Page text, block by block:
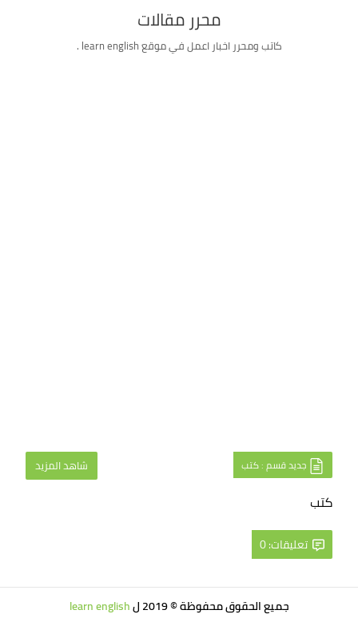
محرر مقالات
كاتب ومحرر اخبار اعمل في موقع learn english .
جديد قسم : كتب شاهد المزيد
كتب
تعليقات: 0
جميع الحقوق محفوظة © 2019 ل learn english